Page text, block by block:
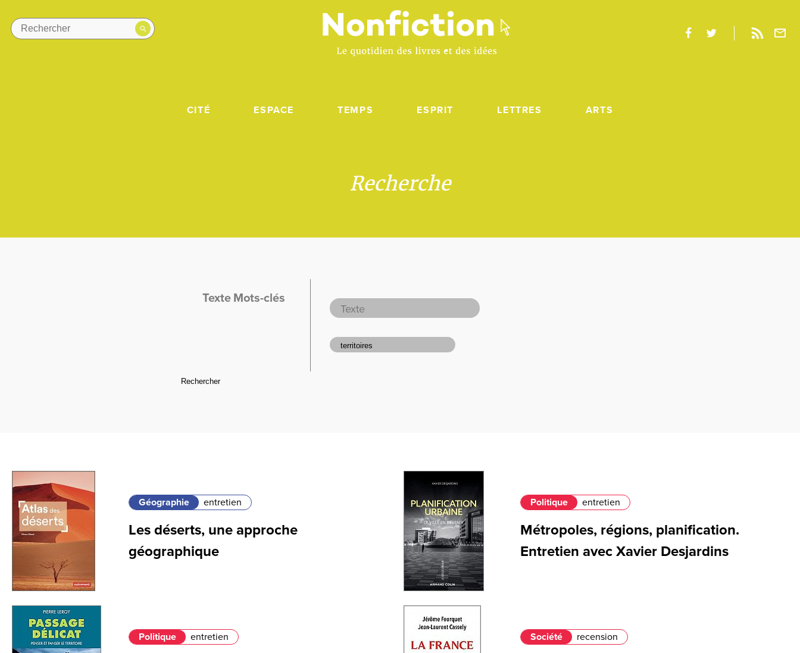
CITÉ ESPACE TEMPS ESPRIT LETTRES ARTS
Recherche
Texte Mots-clés
Géographie entretien
Les déserts, une approche
géographique
Politique entretien
Métropoles, régions, planification.
Entretien avec Xavier Desjardins
Politique entretien Société recension